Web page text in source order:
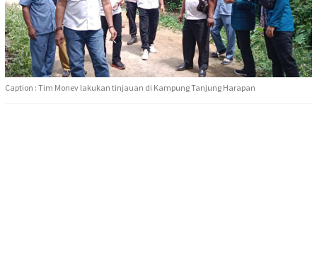
Caption : Tim Monev lakukan tinjauan di Kampung Tanjung Harapan